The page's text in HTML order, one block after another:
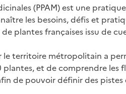
(PPAM) est une
les besoins, défis et
plantes françaises issu de
le territoire métropolitain a
et de comprendre les
de pouvoir définir des pistes